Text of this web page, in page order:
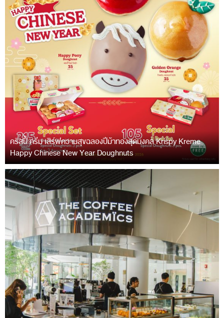
คริสปี้ ครีม เสิร์ฟความสุขฉลองปีม้าทองสุดมงคล Krispy Kreme
Happy Chinese New Year Doughnuts